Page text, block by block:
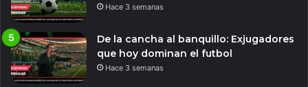
Hace 3 semanas
De la cancha al banquillo: Exjugadores
que hoy dominan el futbol
Hace 3 semanas